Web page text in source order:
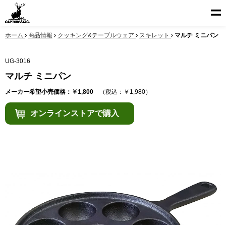
ホーム 商品情報 クッキング&テーブルウェア スキレット マルチ ミニパン
UG-3016
マルチ ミニパン
メーカー希望小売価格：￥1,800 （税込：￥1,980）
オンラインストアで購入